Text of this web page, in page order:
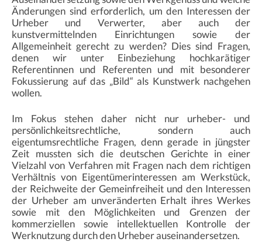
Änderungen sind erforderlich, um den Interessen der
Urheber und Verwerter, aber auch der
kunstvermittelnden Einrichtungen sowie der
Allgemeinheit gerecht zu werden? Dies sind Fragen,
denen wir unter Einbeziehung hochkarätiger
Referentinnen und Referenten und mit besonderer
Fokussierung auf das „Bild“ als Kunstwerk nachgehen
wollen.
Im Fokus stehen daher nicht nur urheber- und
persönlichkeitsrechtliche, sondern auch
eigentumsrechtliche Fragen, denn gerade in jüngster
Zeit mussten sich die deutschen Gerichte in einer
Vielzahl von Verfahren mit Fragen nach dem richtigen
Verhältnis von Eigentümerinteressen am Werkstück,
der Reichweite der Gemeinfreiheit und den Interessen
der Urheber am unveränderten Erhalt ihres Werkes
sowie mit den Möglichkeiten und Grenzen der
kommerziellen sowie intellektuellen Kontrolle der
Werknutzung durch den Urheber auseinandersetzen.